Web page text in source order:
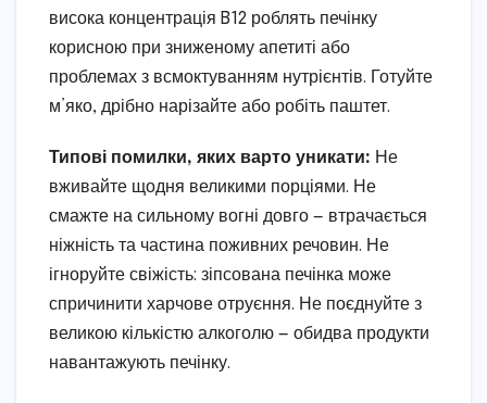
висока концентрація B12 роблять печінку
корисною при зниженому апетиті або
проблемах з всмоктуванням нутрієнтів. Готуйте
м’яко, дрібно нарізайте або робіть паштет.
Типові помилки, яких варто уникати: Не
вживайте щодня великими порціями. Не
смажте на сильному вогні довго — втрачається
ніжність та частина поживних речовин. Не
ігноруйте свіжість: зіпсована печінка може
спричинити харчове отруєння. Не поєднуйте з
великою кількістю алкоголю — обидва продукти
навантажують печінку.